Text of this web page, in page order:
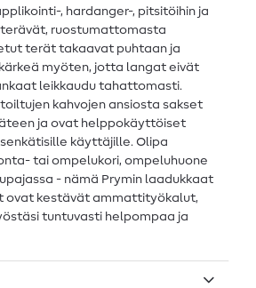
, hardanger-, pitsitöihin ja
ruostumattomasta
terät takaavat puhtaan ja
myöten, jotta langat eivät
leikkaudu tahattomasti.
kahvojen ansiosta sakset
ja ovat helppokäyttöiset
käyttäjille. Olipa
tai ompelukori, ompeluhuone
- nämä Prymin laadukkaat
ovat kestävät ammattityökalut,
tuntuvasti helpompaa ja